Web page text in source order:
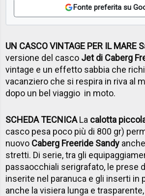
Fonte preferita su
UN CASCO VINTAGE PER IL MARE
versione del casco Jet di Caberg
vintage e un effetto sabbia che
vacanziero che si respira in riva al
dopo un bel viaggio in moto.
SCHEDA TECNICALa calotta
casco pesa poco più di 800 gr)
nuovo Caberg Freeride Sandy
stretti. Di serie, tra gli
passaocchiali serigrafato, le prese
inserite nel paranuca e gli inserti in
anche la visiera lunga e